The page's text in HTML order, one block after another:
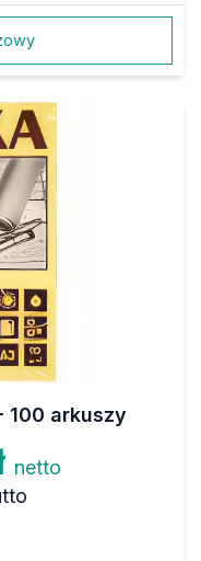
100 arkuszy
netto